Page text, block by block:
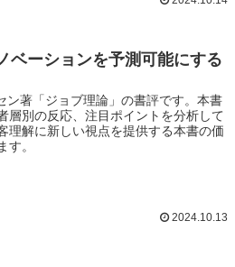
ーションを予測可能にする
ン著「ジョブ理論」の書評です。本書
層別の反応、注目ポイントを分析して
理解に新しい視点を提供する本書の価
す。
2024.10.13